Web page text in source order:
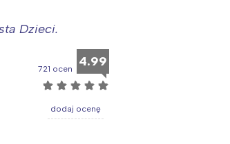
Dzieci.
721 ocen 4.99
☆ ☆ ☆ ☆ ☆
dodaj ocenę